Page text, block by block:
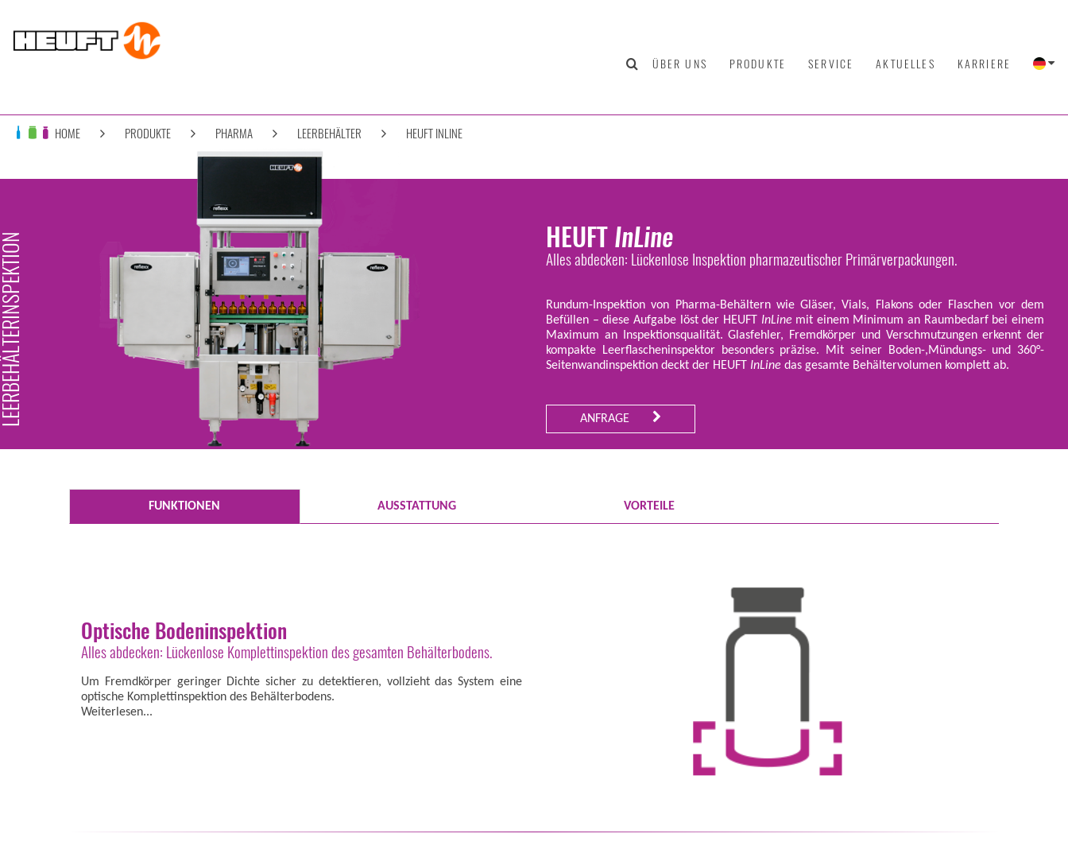
ÜBER UNS PRODUKTE SERVICE AKTUELLES KARRIERE
HOME PRODUKTE PHARMA LEERBEHÄLTER HEUFT INLINE
HEUFT InLine
Alles abdecken: Lückenlose Inspektion pharmazeutischer Primärverpackungen.
Rundum-Inspektion von Pharma-Behältern wie Gläser, Vials, Flakons oder Flaschen vor dem
Befüllen – diese Aufgabe löst der HEUFT InLinemit einem Minimum an Raumbedarf bei einem
Maximum an Inspektionsqualität. Glasfehler, Fremdkörper und Verschmutzungen erkennt der
kompakte Leerflascheninspektor besonders präzise. Mit seiner Boden-,Mündungs- und 360°-
Seitenwandinspektion deckt der HEUFT InLine das gesamte Behältervolumen komplett ab.
ANFRAGE
FUNKTIONEN AUSSTATTUNG VORTEILE
Optische Bodeninspektion
Alles abdecken: Lückenlose Komplettinspektion des gesamten Behälterbodens.
Um Fremdkörper geringer Dichte sicher zu detektieren, vollzieht das System eine
optische Komplettinspektion des Behälterbodens.
Weiterlesen...